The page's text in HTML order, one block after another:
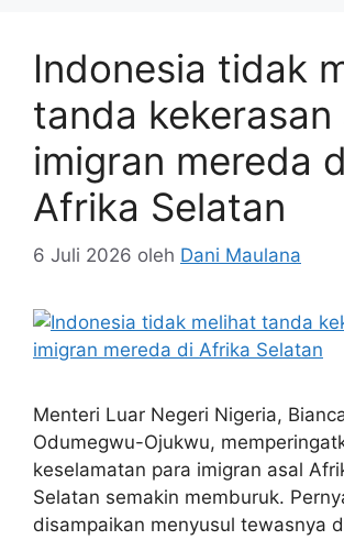
Indonesia tidak
tanda
imigran mereda
Afrika Selatan
6 Juli 2026 oleh Dani Maulana
Menteri Luar Negeri Nigeria,
Odumegwu-Ojukwu,
keselamatan para imigran asal
Selatan semakin memburuk.
disampaikan menyusul tewasnya